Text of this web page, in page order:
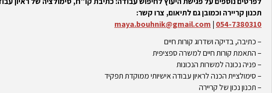
תכנון קריירה וכמובן גם לתיאום, צרו קשר:
054-7380310
|
maya.bouhnik@gmail.com
– כתיבה, בדיקה ושדרוג קורות חיים
– התאמת קורות חיים למשרה ספציפית
– פניה נכונה למשרות הנכונות
– סימולציית הכנה לראיון עבודה אישיותי ממוקדת תפקיד
– תכנון נכון של קריירה